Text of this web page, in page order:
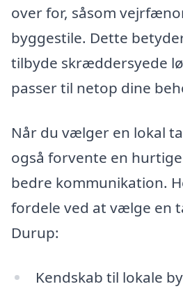
over for, såsom
byggestile. Dette
tilbyde skræddersyede
passer til netop dine
Når du vælger en lokal
også forvente en
bedre kommunikation.
fordele ved at vælge en
Durup:
Kendskab til lokale